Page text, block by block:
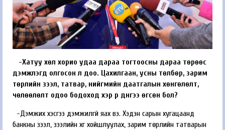
-Хатуу хөл хорио удаа дараа тогтоосны дараа төрөөс
дэмжлэгүүд олгосон л доо. Цахилгаан, усны төлбөр, зарим
төрлийн зээл, татвар, нийгмийн даатгалын хөнгөлөлт,
чөлөөлөлт одоо бодоход хэр үр дүнгээ өгсөн бол?
-Дэмжих хэсгээ дэмжилгүй яах вэ. Хэдэн сарын хугацаанд
банкны зээл, зээлийн хүүг хойшлуулах, зарим төрлийн татварын